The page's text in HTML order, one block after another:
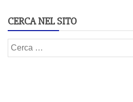
CERCA NEL SITO
Ricerca
per: